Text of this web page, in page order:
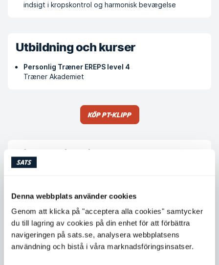
Denna webbplats använder cookies
Genom att klicka på "acceptera alla cookies" samtycker
du till lagring av cookies på din enhet för att förbättra
navigeringen på sats.se, analysera webbplatsens
användning och bistå i våra marknadsföringsinsatser.
indsigt i kropskontrol og harmonisk bevægelse
Utbildning och kurser
Personlig Træner EREPS level 4
Træner Akademiet
Köp PT-klipp
Tillgängliga tider
Torsdag
10:00 - 15:00
Fredag
12:00 - 17:00
Lördag
Ej tillgänglig